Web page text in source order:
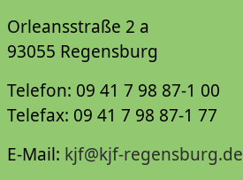
Orleansstraße 2 a
93055 Regensburg
Telefon: 09 41 7 98 87-1 00
Telefax: 09 41 7 98 87-1 77
E-Mail: kjf@kjf-regensburg.de